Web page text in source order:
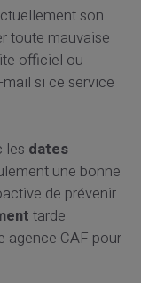
son
toute mauvaise
officiel ou
si ce service
les dates
une bonne
de prévenir
tarde
agence CAF pour